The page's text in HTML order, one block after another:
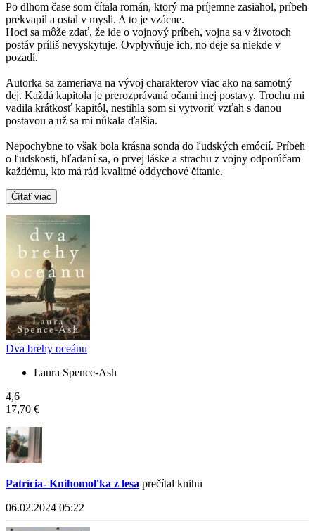
Po dlhom čase som čítala román, ktorý ma príjemne zasiahol, príbeh
prekvapil a ostal v mysli. A to je vzácne.
Hoci sa môže zdať, že ide o vojnový príbeh, vojna sa v životoch
postáv príliš nevyskytuje. Ovplyvňuje ich, no deje sa niekde v
pozadí.
Autorka sa zameriava na vývoj charakterov viac ako na samotný
dej. Každá kapitola je prerozprávaná očami inej postavy. Trochu mi
vadila krátkosť kapitôl, nestihla som si vytvoriť vzťah s danou
postavou a už sa mi núkala ďalšia.
Nepochybne to však bola krásna sonda do ľudských emócií. Príbeh
o ľudskosti, hľadaní sa, o prvej láske a strachu z vojny odporúčam
každému, kto má rád kvalitné oddychové čítanie.
Čítať viac
Dva brehy oceánu
Laura Spence-Ash
4,6
17,70 €
Patrícia- Knihomoľka z lesa prečítal knihu
06.02.2024 05:22